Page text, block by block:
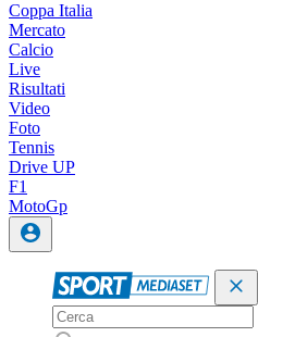
Coppa Italia
Mercato
Calcio
Live
Risultati
Video
Foto
Tennis
Drive UP
F1
MotoGp